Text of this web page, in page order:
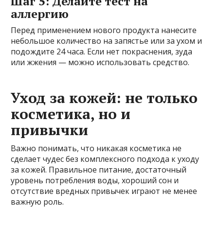
аллергию
Перед применением нового продукта нанесите
небольшое количество на запястье или за ухом и
подождите 24 часа. Если нет покраснения, зуда
или жжения — можно использовать средство.
Уход за кожей: не только
косметика, но и
привычки
Важно понимать, что никакая косметика не
сделает чудес без комплексного подхода к уходу
за кожей. Правильное питание, достаточный
уровень потребления воды, хороший сон и
отсутствие вредных привычек играют не менее
важную роль.